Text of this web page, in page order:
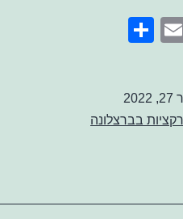
Email
בברצלונה